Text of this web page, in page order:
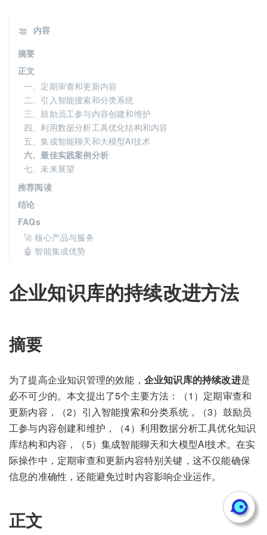
企业知识库的持续改进方法
摘要
为了提高企业知识管理的效能， 企业知识库的持续改进是
必不可少的。本文提出了5个主要方法：（1）定期审查和
更新内容，（2）引入智能搜索和分类系统，（3）鼓励员
工参与内容创建和维护，（4）利用数据分析工具优化知识
库结构和内容，（5）集成智能聊天和大模型AI技术。在实
际操作中，定期审查和更新内容特别关键，这不仅能确保
信息的准确性，还能避免过时内容影响企业运作。
正文
内容
摘要
正文
一、定期审查和更新内容
二、引入智能搜索和分类系统
三、鼓励员工参与内容创建和维护
四、利用数据分析工具优化结构和内容
五、集成智能聊天和大模型AI技术
六、最佳实践案例分析
七、未来展望
推荐阅读
结论
FAQs
🚀 核心产品与服务
🤖 智能集成优势